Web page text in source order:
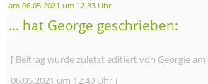
am 06.05.2021 um 12:33 Uhr
... hat George geschrieben:
[ Beitrag wurde zuletzt editiert von Georgie am
06.05.2021 um 12:40 Uhr ]